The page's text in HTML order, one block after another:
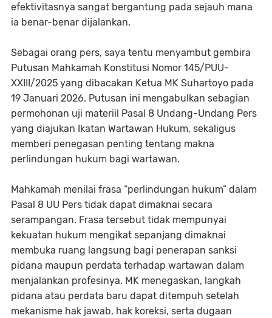
efektivitasnya sangat bergantung pada sejauh mana
ia benar-benar dijalankan.
Sebagai orang pers, saya tentu menyambut gembira
Putusan Mahkamah Konstitusi Nomor 145/PUU-
XXIII/2025 yang dibacakan Ketua MK Suhartoyo pada
19 Januari 2026. Putusan ini mengabulkan sebagian
permohonan uji materiil Pasal 8 Undang-Undang Pers
yang diajukan Ikatan Wartawan Hukum, sekaligus
memberi penegasan penting tentang makna
perlindungan hukum bagi wartawan.
Mahkamah menilai frasa “perlindungan hukum” dalam
Pasal 8 UU Pers tidak dapat dimaknai secara
serampangan. Frasa tersebut tidak mempunyai
kekuatan hukum mengikat sepanjang dimaknai
membuka ruang langsung bagi penerapan sanksi
pidana maupun perdata terhadap wartawan dalam
menjalankan profesinya. MK menegaskan, langkah
pidana atau perdata baru dapat ditempuh setelah
mekanisme hak jawab, hak koreksi, serta dugaan